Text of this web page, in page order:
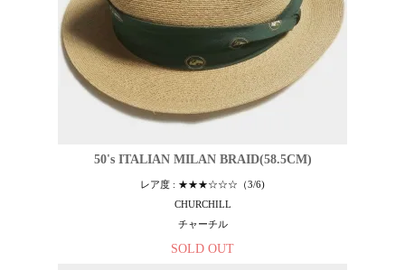
50's ITALIAN MILAN BRAID(58.5CM)
レア度 : ★★★☆☆☆（3/6)
CHURCHILL
チャーチル
SOLD OUT